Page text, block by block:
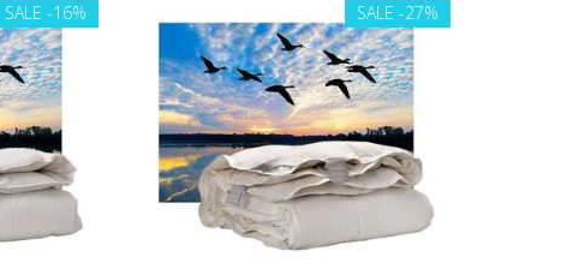
SALE-16% SALE -27%